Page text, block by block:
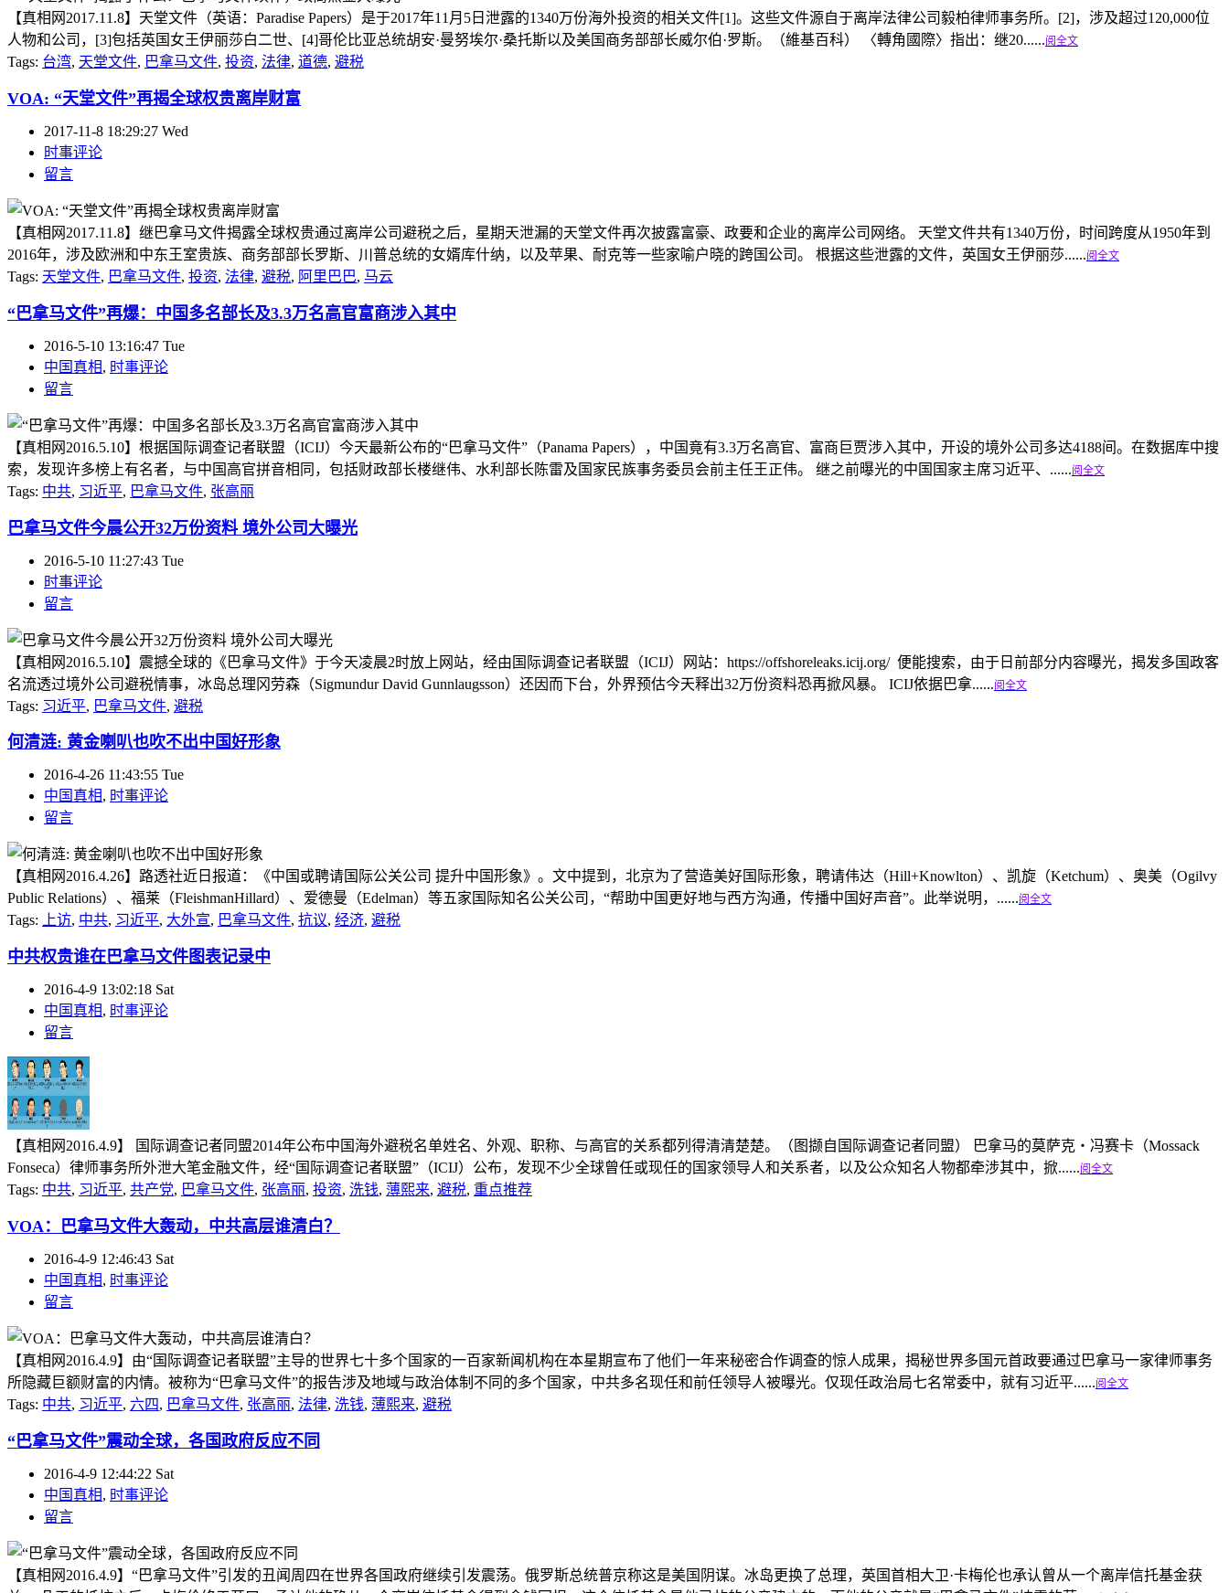
【真相网2017.11.8】天堂文件（英语：Paradise Papers）是于2017年11月5日泄露的1340万份海外投资的相关文件[1]。这些文件源自于离岸法律公司毅柏律师事务所。[2]，涉及超过120,000位
人物和公司，[3]包括英国女王伊丽莎白二世、[4]哥伦比亚总统胡安·曼努埃尔·桑托斯以及美国商务部部长威尔伯·罗斯。（維基百科） 〈轉角國際〉指出：继20......阅全文
Tags: 台湾, 天堂文件, 巴拿马文件, 投资, 法律, 道德, 避税
VOA: “天堂文件”再揭全球权贵离岸财富
2017-11-8 18:29:27 Wed
时事评论
留言
【真相网2017.11.8】继巴拿马文件揭露全球权贵通过离岸公司避税之后，星期天泄漏的天堂文件再次披露富豪、政要和企业的离岸公司网络。 天堂文件共有1340万份，时间跨度从1950年到
2016年，涉及欧洲和中东王室贵族、商务部部长罗斯、川普总统的女婿库什纳，以及苹果、耐克等一些家喻户晓的跨国公司。 根据这些泄露的文件，英国女王伊丽莎......阅全文
Tags: 天堂文件, 巴拿马文件, 投资, 法律, 避税, 阿里巴巴, 马云
“巴拿马文件”再爆：中国多名部长及3.3万名高官富商涉入其中
2016-5-10 13:16:47 Tue
中国真相, 时事评论
留言
【真相网2016.5.10】根据国际调查记者联盟（ICIJ）今天最新公布的“巴拿马文件”（Panama Papers），中国竟有3.3万名高官、富商巨贾涉入其中，开设的境外公司多达4188间。在数据库中搜
索，发现许多榜上有名者，与中国高官拼音相同，包括财政部长楼继伟、水利部长陈雷及国家民族事务委员会前主任王正伟。 继之前曝光的中国国家主席习近平、......阅全文
Tags: 中共, 习近平, 巴拿马文件, 张高丽
巴拿马文件今晨公开32万份资料 境外公司大曝光
2016-5-10 11:27:43 Tue
时事评论
留言
【真相网2016.5.10】震撼全球的《巴拿马文件》于今天凌晨2时放上网站，经由国际调查记者联盟（ICIJ）网站：https://offshoreleaks.icij.org/ 便能搜索，由于日前部分内容曝光，揭发多国政客
名流透过境外公司避税情事，冰岛总理冈劳森（Sigmundur David Gunnlaugsson）还因而下台，外界预估今天释出32万份资料恐再掀风暴。 ICIJ依据巴拿......阅全文
Tags: 习近平, 巴拿马文件, 避税
何清涟: 黄金喇叭也吹不出中国好形象
2016-4-26 11:43:55 Tue
中国真相, 时事评论
留言
【真相网2016.4.26】路透社近日报道：《中国或聘请国际公关公司 提升中国形象》。文中提到，北京为了营造美好国际形象，聘请伟达（Hill+Knowlton）、凯旋（Ketchum）、奥美（Ogilvy
Public Relations）、福莱（FleishmanHillard）、爱德曼（Edelman）等五家国际知名公关公司，“帮助中国更好地与西方沟通，传播中国好声音”。此举说明，......阅全文
Tags: 上访, 中共, 习近平, 大外宣, 巴拿马文件, 抗议, 经济, 避税
中共权贵谁在巴拿马文件图表记录中
2016-4-9 13:02:18 Sat
中国真相, 时事评论
留言
【真相网2016.4.9】 国际调查记者同盟2014年公布中国海外避税名单姓名、外观、职称、与高官的关系都列得清清楚楚。（图撷自国际调查记者同盟） 巴拿马的莫萨克‧冯赛卡（Mossack
Fonseca）律师事务所外泄大笔金融文件，经“国际调查记者联盟”（ICIJ）公布，发现不少全球曾任或现任的国家领导人和关系者，以及公众知名人物都牵涉其中，掀......阅全文
Tags: 中共, 习近平, 共产党, 巴拿马文件, 张高丽, 投资, 洗钱, 薄熙来, 避税, 重点推荐
VOA：巴拿马文件大轰动，中共高层谁清白？
2016-4-9 12:46:43 Sat
中国真相, 时事评论
留言
【真相网2016.4.9】由“国际调查记者联盟”主导的世界七十多个国家的一百家新闻机构在本星期宣布了他们一年来秘密合作调查的惊人成果，揭秘世界多国元首政要通过巴拿马一家律师事务
所隐藏巨额财富的内情。被称为“巴拿马文件”的报告涉及地域与政治体制不同的多个国家，中共多名现任和前任领导人被曝光。仅现任政治局七名常委中，就有习近平......阅全文
Tags: 中共, 习近平, 六四, 巴拿马文件, 张高丽, 法律, 洗钱, 薄熙来, 避税
“巴拿马文件”震动全球，各国政府反应不同
2016-4-9 12:44:22 Sat
中国真相, 时事评论
留言
【真相网2016.4.9】“巴拿马文件”引发的丑闻周四在世界各国政府继续引发震荡。俄罗斯总统普京称这是美国阴谋。冰岛更换了总理，英国首相大卫·卡梅伦也承认曾从一个离岸信托基金获